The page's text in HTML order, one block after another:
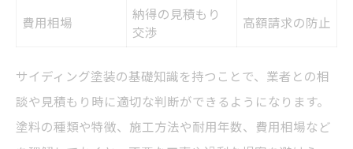
費用相場
納得の見積もり
交渉
高額請求の防止
サイディング塗装の基礎知識を持つことで、業者との相
談や見積もり時に適切な判断ができるようになります。
塗料の種類や特徴、施工方法や耐用年数、費用相場など